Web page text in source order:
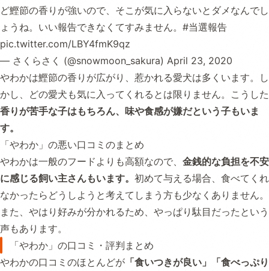
ど鰹節の香りが強いので、そこが気に入らないとダメなんでし
ょうね。いい報告できなくてすみません。 #当選報告
pic.twitter.com/LBY4fmK9qz
— さくらさく (@snowmoon_sakura) April 23, 2020
やわかは鰹節の香りが広がり、惹かれる愛犬は多くいます。し
かし、どの愛犬も気に入ってくれるとは限りません。こうした
香りが苦手な子はもちろん、味や食感が嫌だという子もいま
す。
「やわか」の悪い口コミのまとめ
やわかは一般のフードよりも高額なので、 金銭的な負担を不安
に感じる飼い主さんもいます。 初めて与える場合、食べてくれ
なかったらどうしようと考えてしまう方も少なくありません。
また、やはり好みが分かれるため、やっぱり駄目だったという
声もあります。
「やわか」の口コミ・評判まとめ
やわかの口コミのほとんどが 「食いつきが良い」「食べっぷり